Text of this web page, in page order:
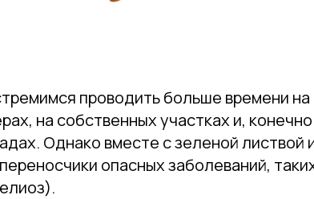
проводить больше времени
на собственных участках и,
Однако вместе с зеленой листвой
опасных заболеваний,